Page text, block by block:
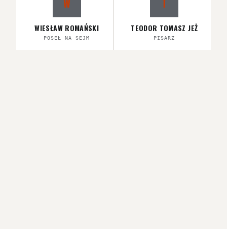
W
WIESŁAW ROMAŃSKI
POSEŁ NA SEJM
T
TEODOR TOMASZ JEŻ
PISARZ